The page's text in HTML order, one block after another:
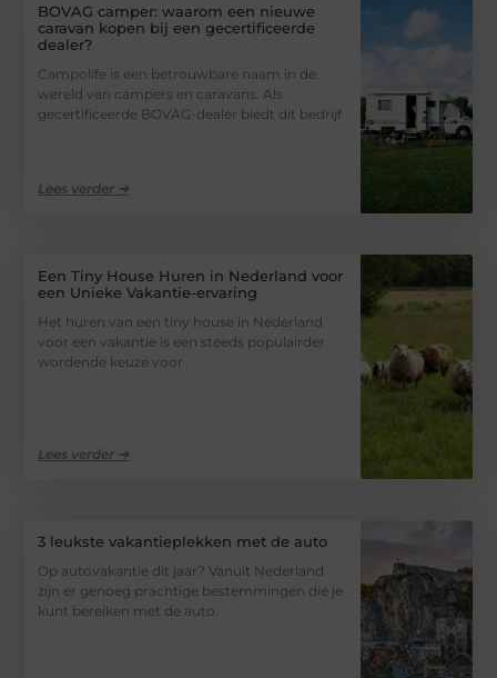
BOVAG camper: waarom een nieuwe
caravan kopen bij een gecertificeerde
dealer?
Campolife is een betrouwbare naam in de
wereld van campers en caravans. Als
gecertificeerde BOVAG-dealer biedt dit bedrijf
Lees verder ➜
Een Tiny House Huren in Nederland voor
een Unieke Vakantie-ervaring
Het huren van een tiny house in Nederland
voor een vakantie is een steeds populairder
wordende keuze voor
Lees verder ➜
3 leukste vakantieplekken met de auto
Op autovakantie dit jaar? Vanuit Nederland
zijn er genoeg prachtige bestemmingen die je
kunt bereiken met de auto.